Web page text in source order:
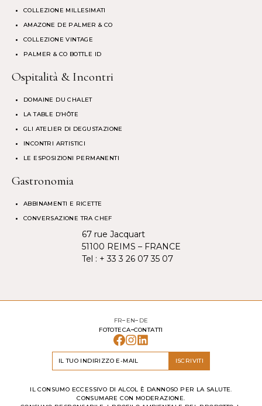
COLLEZIONE MILLESIMATI
AMAZONE DE PALMER & CO
COLLEZIONE VINTAGE
PALMER & CO BOTTLE ID
Ospitalità & Incontri
DOMAINE DU CHALET
LA TABLE D’HÔTE
GLI ATELIER DI DEGUSTAZIONE
INCONTRI ARTISTICI
LE ESPOSIZIONI PERMANENTI
Gastronomia
ABBINAMENTI E RICETTE
CONVERSAZIONE TRA CHEF
67 rue Jacquart
51100 REIMS – FRANCE
Tel : + 33 3 26 07 35 07
ISCRIVITI
FOTOTECA CONTATTI
FR EN DE
IL CONSUMO ECCESSIVO DI ALCOL È DANNOSO PER LA SALUTE.
CONSUMARE CON MODERAZIONE.